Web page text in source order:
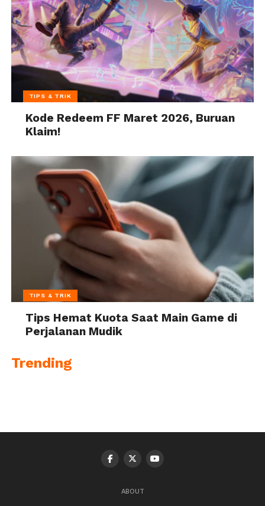
TIPS & TRIK
Kode Redeem FF Maret 2026, Buruan
Klaim!
TIPS & TRIK
Tips Hemat Kuota Saat Main Game di
Perjalanan Mudik
Trending
ABOUT